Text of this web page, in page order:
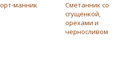
манник
Cметанник со
сгущенкой,
орехами и
черносливом